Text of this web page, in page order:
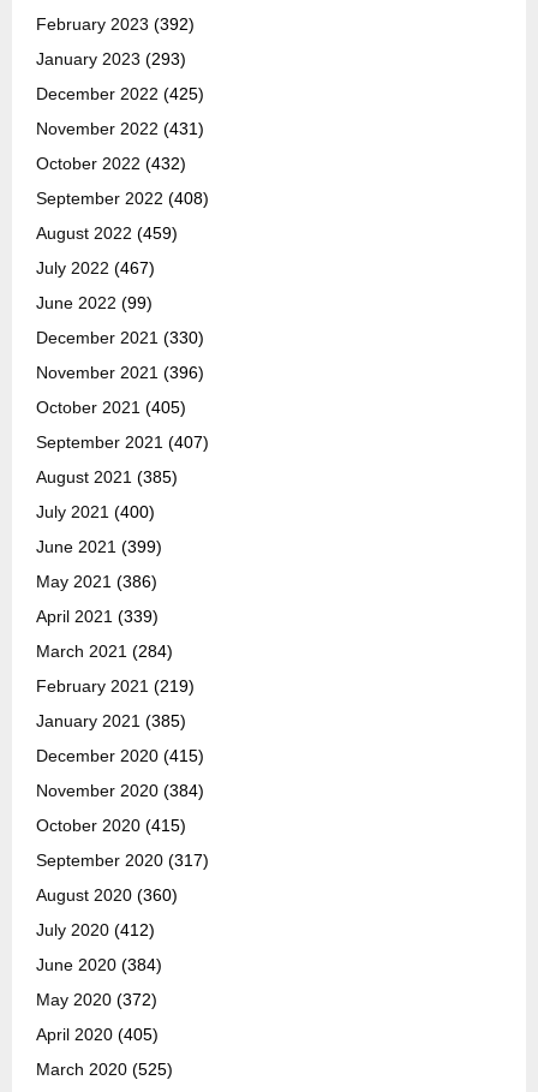
February 2023 (392)
January 2023 (293)
December 2022 (425)
November 2022 (431)
October 2022 (432)
September 2022 (408)
August 2022 (459)
July 2022 (467)
June 2022 (99)
December 2021 (330)
November 2021 (396)
October 2021 (405)
September 2021 (407)
August 2021 (385)
July 2021 (400)
June 2021 (399)
May 2021 (386)
April 2021 (339)
March 2021 (284)
February 2021 (219)
January 2021 (385)
December 2020 (415)
November 2020 (384)
October 2020 (415)
September 2020 (317)
August 2020 (360)
July 2020 (412)
June 2020 (384)
May 2020 (372)
April 2020 (405)
March 2020 (525)